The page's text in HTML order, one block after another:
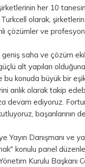
her 10
olarak,
çözümler ve
geniş saha ve çözüm
alt yapıları
bu konuda büyük bir
anlık olarak takip
devam ediyoruz.
başarılarının
Yayın Danışmanı ve
konulu panel
Kurulu Başkanı